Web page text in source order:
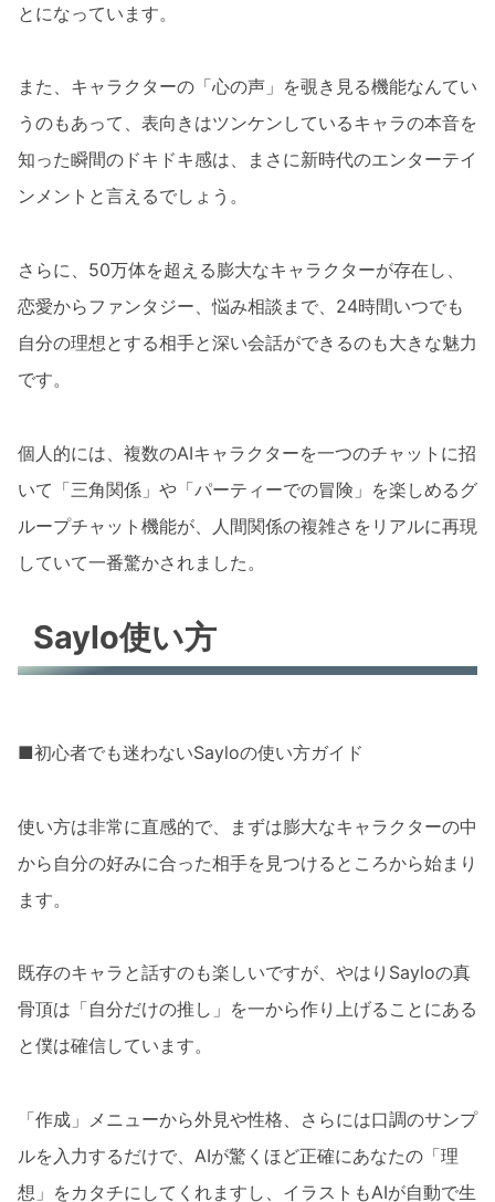
とになっています。
また、キャラクターの「心の声」を覗き見る機能なんてい
うのもあって、表向きはツンケンしているキャラの本音を
知った瞬間のドキドキ感は、まさに新時代のエンターテイ
ンメントと言えるでしょう。
さらに、50万体を超える膨大なキャラクターが存在し、
恋愛からファンタジー、悩み相談まで、24時間いつでも
自分の理想とする相手と深い会話ができるのも大きな魅力
です。
個人的には、複数のAIキャラクターを一つのチャットに招
いて「三角関係」や「パーティーでの冒険」を楽しめるグ
ループチャット機能が、人間関係の複雑さをリアルに再現
していて一番驚かされました。
Saylo使い方
■初心者でも迷わないSayloの使い方ガイド
使い方は非常に直感的で、まずは膨大なキャラクターの中
から自分の好みに合った相手を見つけるところから始まり
ます。
既存のキャラと話すのも楽しいですが、やはりSayloの真
骨頂は「自分だけの推し」を一から作り上げることにある
と僕は確信しています。
「作成」メニューから外見や性格、さらには口調のサンプ
ルを入力するだけで、AIが驚くほど正確にあなたの「理
想」をカタチにしてくれますし、イラストもAIが自動で生